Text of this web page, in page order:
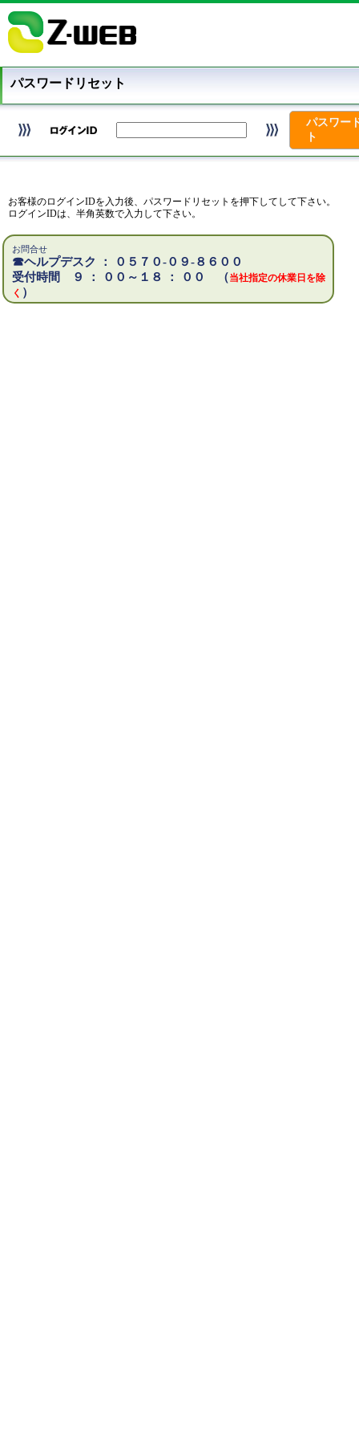
パスワードリセット
パスワー
ト
お客様のログインIDを入力後、パスワードリセットを押下してして下さい。
ログインIDは、半角英数で入力して下さい。
お問合せ
☎ヘルプデスク ： ０５７０‐０９‐８６００
受付時間 ９ ： ００～１８ ： ００ （当社指定の休業日を除
く ）